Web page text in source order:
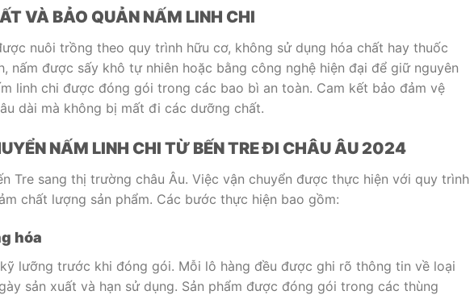
VÀ BẢO QUẢN NẤM LINH CHI
nuôi trồng theo quy trình hữu cơ, không sử dụng hóa chất hay thuốc
nấm được sấy khô tự nhiên hoặc bằng công nghệ hiện đại để giữ nguyên
linh chi được đóng gói trong các bao bì an toàn. Cam kết bảo đảm vệ
dài mà không bị mất đi các dưỡng chất.
NẤM LINH CHI TỪ BẾN TRE ĐI CHÂU ÂU 2024
Tre sang thị trường châu Âu. Việc vận chuyển được thực hiện với quy trình
chất lượng sản phẩm. Các bước thực hiện bao gồm:
hóa
lưỡng trước khi đóng gói. Mỗi lô hàng đều được ghi rõ thông tin về loại
sản xuất và hạn sử dụng. Sản phẩm được đóng gói trong các thùng